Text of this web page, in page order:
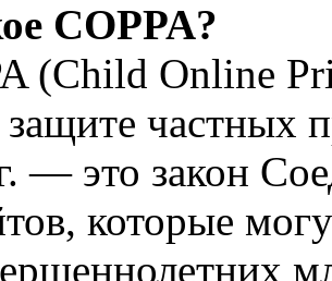
COPPA?
(Child Online
частных
— это закон
которые